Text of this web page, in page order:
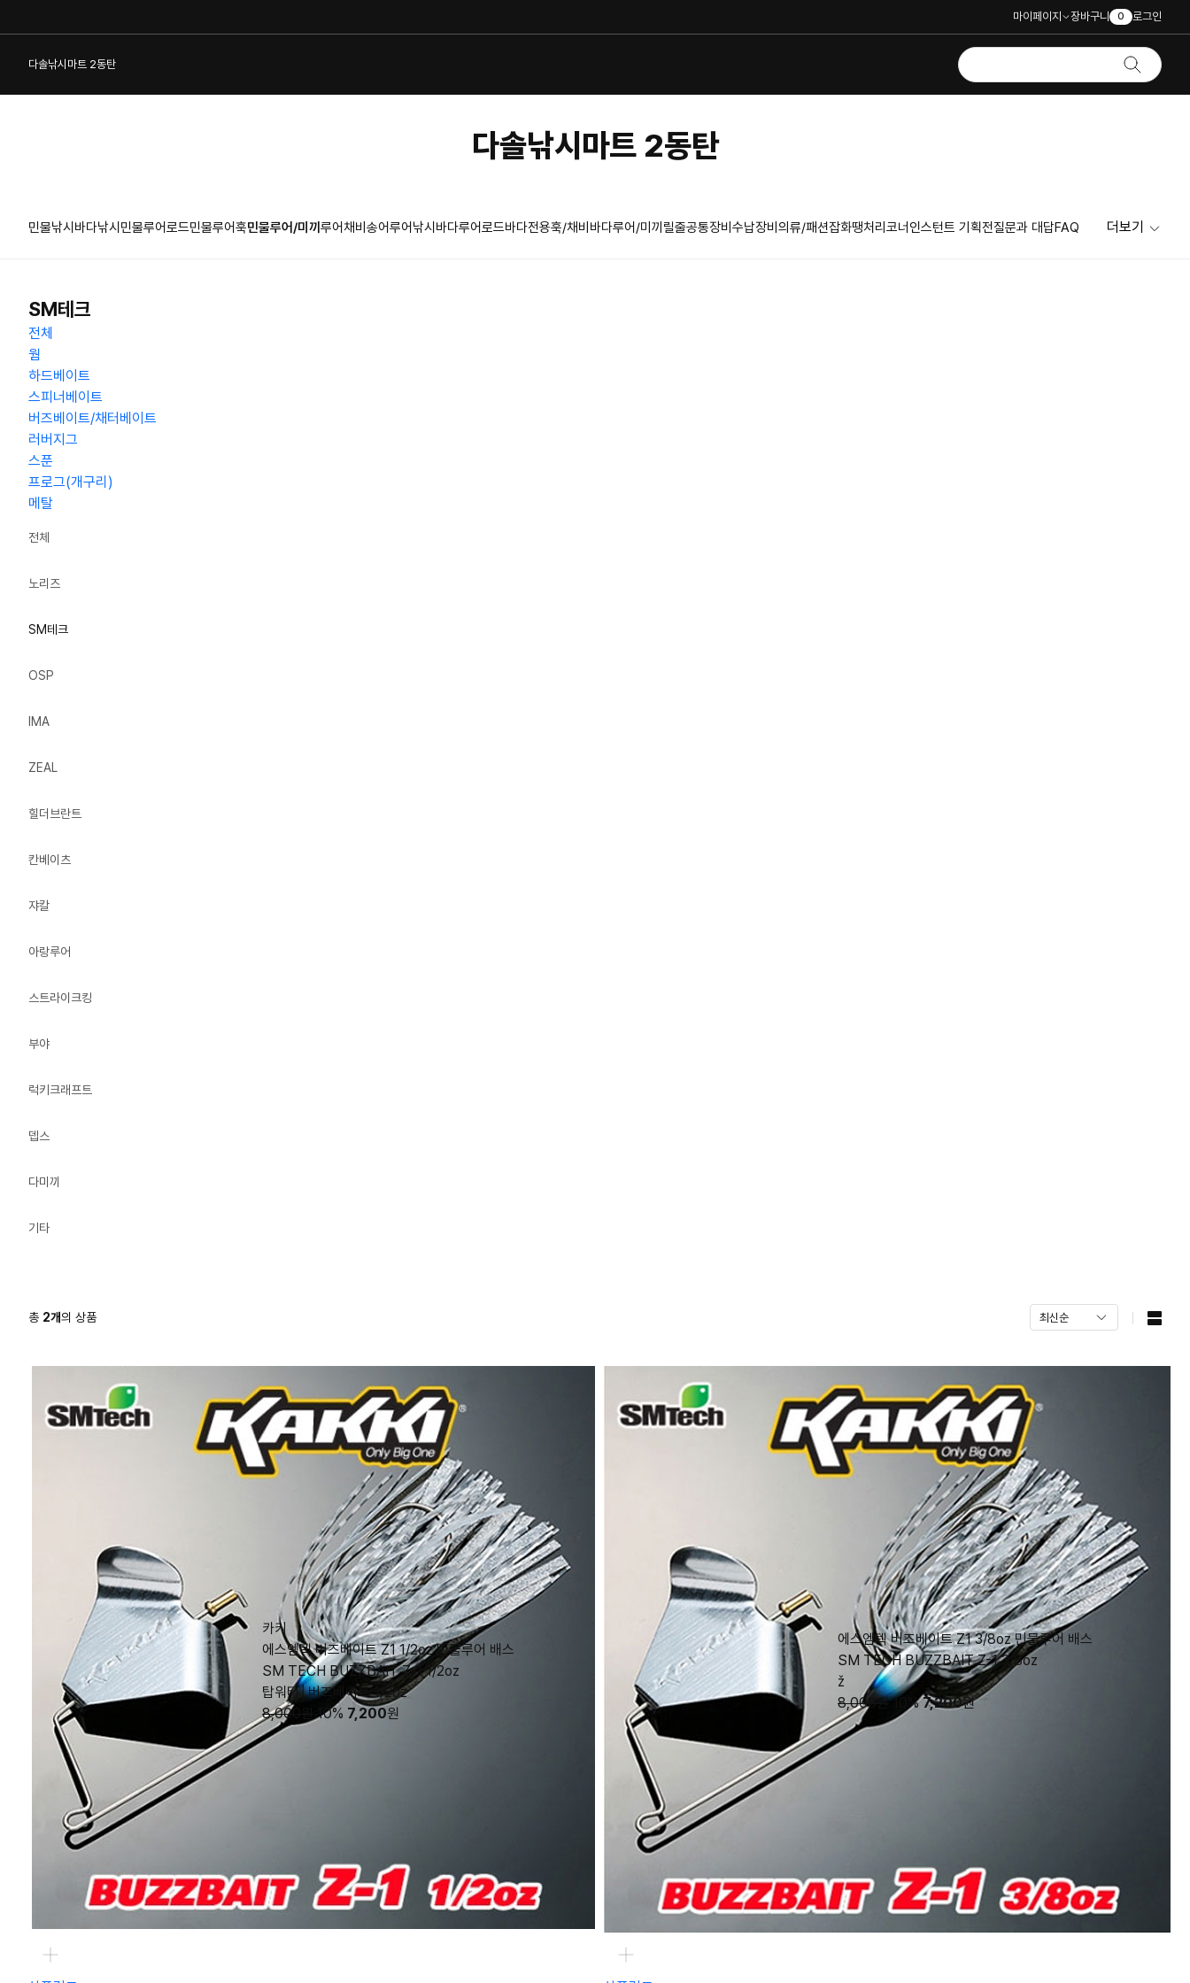
마이페이지 장바구니 0 로그인
다솔낚시마트 2동탄
다솔낚시마트 2동탄
민물낚시 바다낚시 민물루어로드민물루어훅민물루어/미끼 루어채비 송어루어낚시 바다루어로드바다전용훅/채비 바다루어/미끼 릴줄공통장비 수납장비 의류/패션잡화땡처리코너 인스턴트 기획전질문과 대답FAQ 더보기
SM테크
전체
웜
하드베이트
스피너베이트
버즈베이트/채터베이트
러버지그
스푼
프로그(개구리)
메탈
전체
노리즈
SM테크
OSP
IMA
ZEAL
힐더브란트
칸베이츠
쟈칼
아랑루어
스트라이크킹
부야
럭키크래프트
뎁스
다미끼
기타
총 2개의 상품
카키
에스엠텍 버즈베이트 Z1 1/2oz 민물루어 배스
SM TECH BUZZBAIT Z-1 1/2oz
탑워터│버즈베이트 1/2oz
8,000원
10% 7,200원
에스엠텍 버즈베이트 Z1 3/8oz 민물루어 배스
SM TECH BUZZBAIT Z-1 3/8oz
ž
8,000원 10% 7,200원